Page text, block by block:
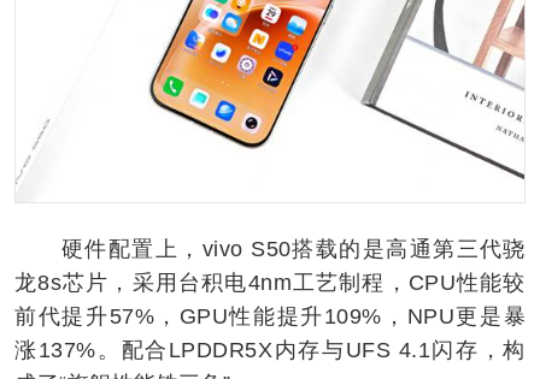
硬件配置上，vivo S50搭载的是高通第三代骁
龙8s芯片，采用台积电4nm工艺制程，CPU性能较
前代提升57%，GPU性能提升109%，NPU更是暴
涨137%。配合LPDDR5X内存与UFS 4.1闪存，构